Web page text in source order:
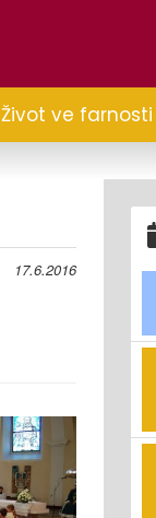
Život ve farnosti
17.6.2016